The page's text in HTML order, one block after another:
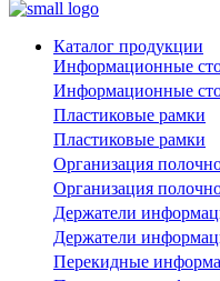
Каталог продукции
Информационные
Информационные
Пластиковые рамки
Пластиковые рамки
Организация
Организация
Держатели
Держатели
Перекидные